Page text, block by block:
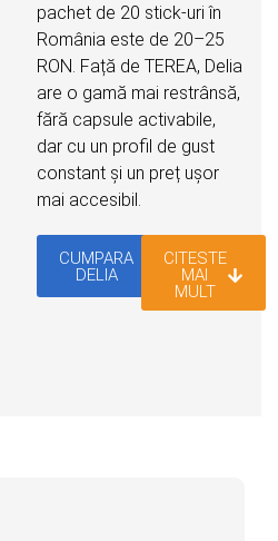
pachet de 20 stick-uri în
România este de 20–25
RON. Față de TEREA, Delia
are o gamă mai restrânsă,
fără capsule activabile,
dar cu un profil de gust
constant și un preț ușor
mai accesibil.
CUMPARA
DELIA
CITESTE
MAI
MULT